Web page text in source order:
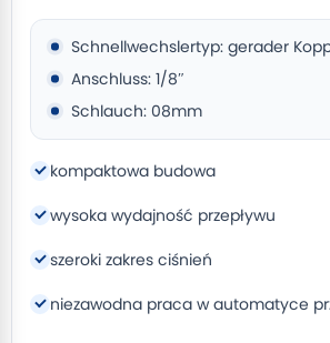
Schnellwechslertyp: gerader
Anschluss: 1/8″
Schlauch: 08mm
kompaktowa budowa
wysoka wydajność przepływu
szeroki zakres ciśnień
niezawodna praca w automatyce